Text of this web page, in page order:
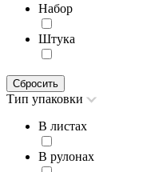
Набор
Штука
Сбросить
Тип упаковки
В листах
В рулонах